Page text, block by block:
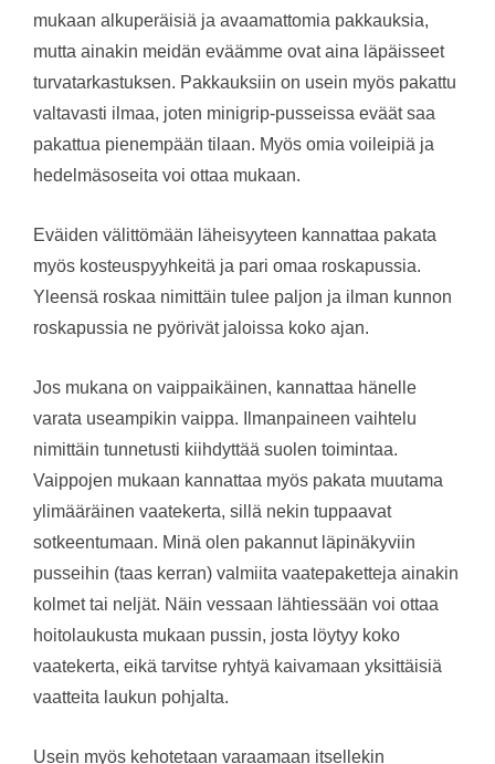
mukaan alkuperäisiä ja avaamattomia pakkauksia,
mutta ainakin meidän eväämme ovat aina läpäisseet
turvatarkastuksen. Pakkauksiin on usein myös pakattu
valtavasti ilmaa, joten minigrip-pusseissa eväät saa
pakattua pienempään tilaan. Myös omia voileipiä ja
hedelmäsoseita voi ottaa mukaan.
Eväiden välittömään läheisyyteen kannattaa pakata
myös kosteuspyyhkeitä ja pari omaa roskapussia.
Yleensä roskaa nimittäin tulee paljon ja ilman kunnon
roskapussia ne pyörivät jaloissa koko ajan.
Jos mukana on vaippaikäinen, kannattaa hänelle
varata useampikin vaippa. Ilmanpaineen vaihtelu
nimittäin tunnetusti kiihdyttää suolen toimintaa.
Vaippojen mukaan kannattaa myös pakata muutama
ylimääräinen vaatekerta, sillä nekin tuppaavat
sotkeentumaan. Minä olen pakannut läpinäkyviin
pusseihin (taas kerran) valmiita vaatepaketteja ainakin
kolmet tai neljät. Näin vessaan lähtiessään voi ottaa
hoitolaukusta mukaan pussin, josta löytyy koko
vaatekerta, eikä tarvitse ryhtyä kaivamaan yksittäisiä
vaatteita laukun pohjalta.
Usein myös kehotetaan varaamaan itsellekin